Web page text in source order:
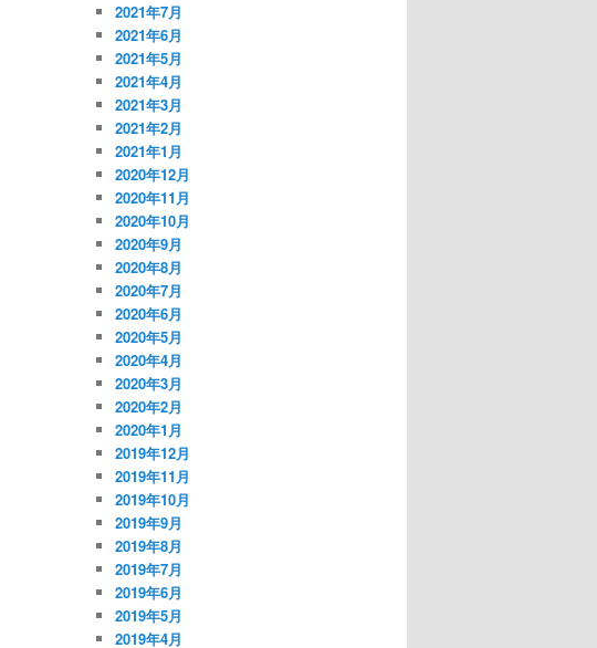
2021年7月
2021年6月
2021年5月
2021年4月
2021年3月
2021年2月
2021年1月
2020年12月
2020年11月
2020年10月
2020年9月
2020年8月
2020年7月
2020年6月
2020年5月
2020年4月
2020年3月
2020年2月
2020年1月
2019年12月
2019年11月
2019年10月
2019年9月
2019年8月
2019年7月
2019年6月
2019年5月
2019年4月